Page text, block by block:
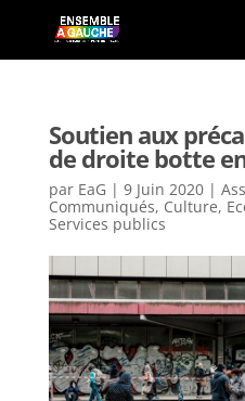
Soutien aux
de droite botte
par EaG | 9 Juin 2020|
Communiqués, Culture,
Services publics